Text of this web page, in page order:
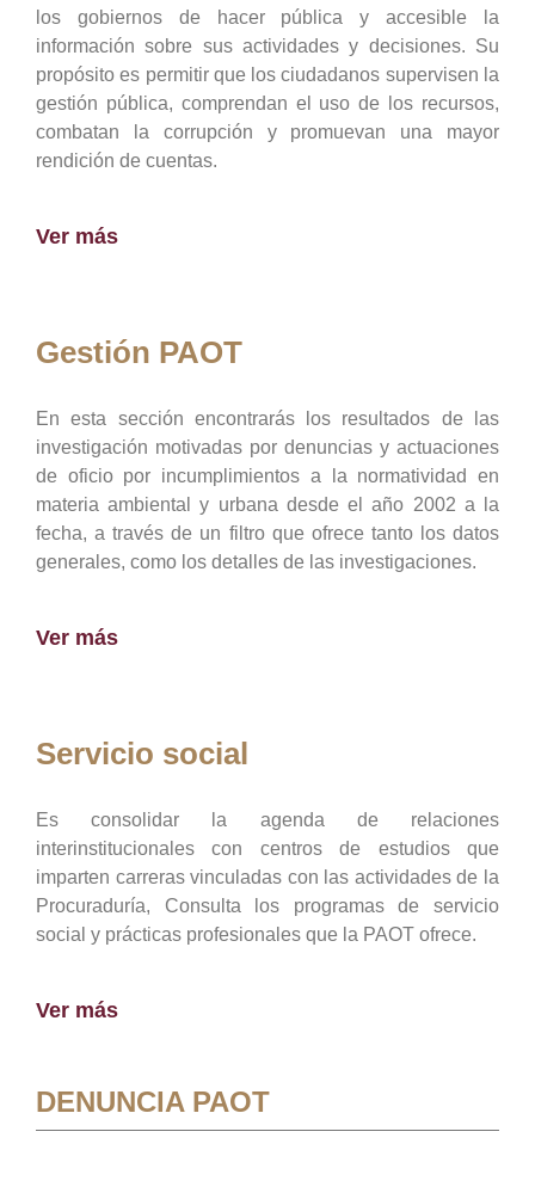
los gobiernos de hacer pública y accesible la
información sobre sus actividades y decisiones. Su
propósito es permitir que los ciudadanos supervisen la
gestión pública, comprendan el uso de los recursos,
combatan la corrupción y promuevan una mayor
rendición de cuentas.
Ver más
Gestión PAOT
En esta sección encontrarás los resultados de las
investigación motivadas por denuncias y actuaciones
de oficio por incumplimientos a la normatividad en
materia ambiental y urbana desde el año 2002 a la
fecha, a través de un filtro que ofrece tanto los datos
generales, como los detalles de las investigaciones.
Ver más
Servicio social
Es consolidar la agenda de relaciones
interinstitucionales con centros de estudios que
imparten carreras vinculadas con las actividades de la
Procuraduría, Consulta los programas de servicio
social y prácticas profesionales que la PAOT ofrece.
Ver más
DENUNCIA PAOT